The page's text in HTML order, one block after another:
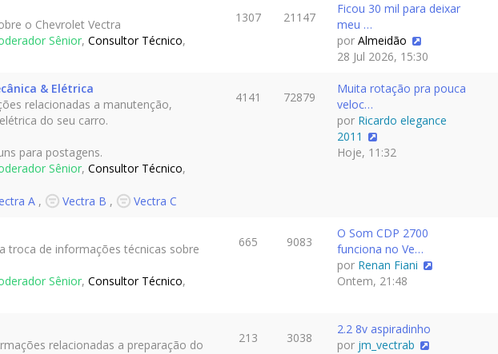
o Chevrolet Vectra
Sênior, Consultor Técnico,
1307 21147
Ficou 30 mil para deixar
meu …
por Almeidão
28 Jul 2026, 15:30
& Elétrica
relacionadas a manutenção,
do seu carro.
para postagens.
Sênior, Consultor Técnico,
A , Vectra B , Vectra C
4141 72879
Muita rotação pra pouca
veloc…
por Ricardo elegance
2011
Hoje, 11:32
troca de informações técnicas sobre
Sênior, Consultor Técnico,
665 9083
O Som CDP 2700
funciona no Ve…
por Renan Fiani
Ontem, 21:48
relacionadas a preparação do
213 3038
2.2 8v aspiradinho
por jm_vectrab